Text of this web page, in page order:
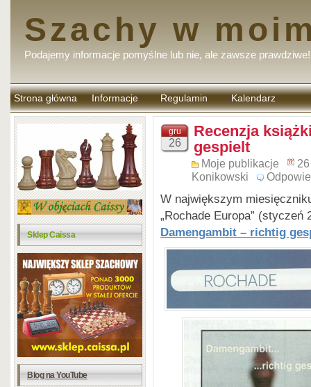
Szachy w
Podajemy informacje pomyślne lub nie, ale zawsze prawdziwe!
Strona główna Informacje Regulamin
komentarzy
Kalendarz
Sklep Caissa
Blog na YouTube
gru
26
Recenzja
gespielt
Moje publikacje
Konikowski
W największym
„Rochade Europa”
Damengambit – richtig